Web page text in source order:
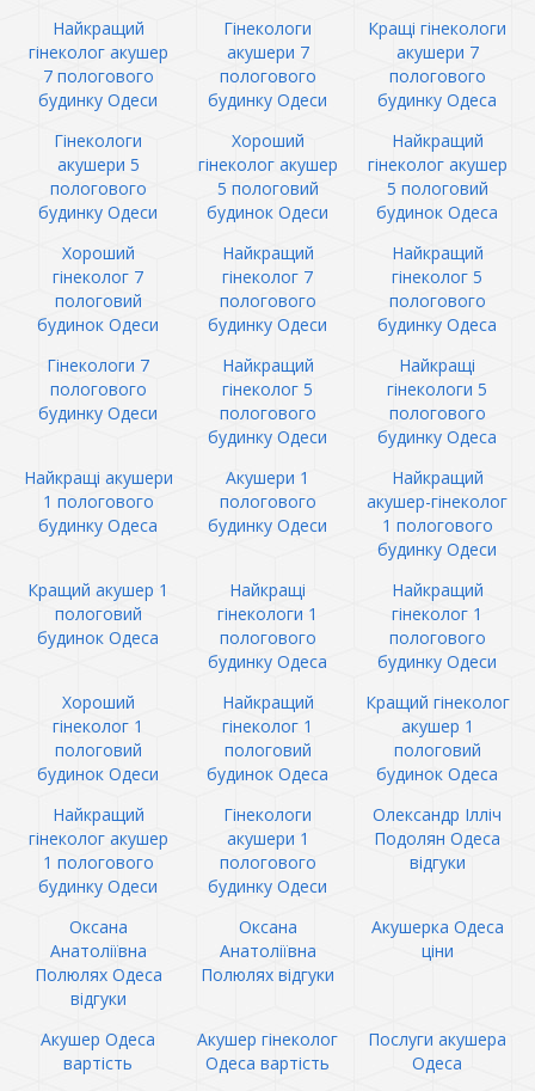
Найкращий
гінеколог акушер
7 пологового
будинку Одеси
Гінекологи
акушери 7
пологового
будинку Одеси
Кращі гінекологи
акушери 7
пологового
будинку Одеса
Гінекологи
акушери 5
пологового
будинку Одеси
Хороший
гінеколог акушер
5 пологовий
будинок Одеси
Найкращий
гінеколог акушер
5 пологовий
будинок Одеса
Хороший
гінеколог 7
пологовий
будинок Одеси
Найкращий
гінеколог 7
пологового
будинку Одеси
Найкращий
гінеколог 5
пологового
будинку Одеса
Гінекологи 7
пологового
будинку Одеси
Найкращий
гінеколог 5
пологового
будинку Одеси
Найкращі
гінекологи 5
пологового
будинку Одеса
Найкращі акушери
1 пологового
будинку Одеса
Акушери 1
пологового
будинку Одеси
Найкращий
акушер-гінеколог
1 пологового
будинку Одеси
Кращий акушер 1
пологовий
будинок Одеса
Найкращі
гінекологи 1
пологового
будинку Одеса
Найкращий
гінеколог 1
пологового
будинку Одеси
Хороший
гінеколог 1
пологовий
будинок Одеси
Найкращий
гінеколог 1
пологовий
будинок Одеса
Кращий гінеколог
акушер 1
пологовий
будинок Одеса
Найкращий
гінеколог акушер
1 пологового
будинку Одеси
Гінекологи
акушери 1
пологового
будинку Одеси
Олександр Ілліч
Подолян Одеса
відгуки
Оксана
Анатоліївна
Полюлях Одеса
відгуки
Оксана
Анатоліївна
Полюлях відгуки
Акушерка Одеса
ціни
Акушер Одеса
вартість
Акушер гінеколог
Одеса вартість
Послуги акушера
Одеса